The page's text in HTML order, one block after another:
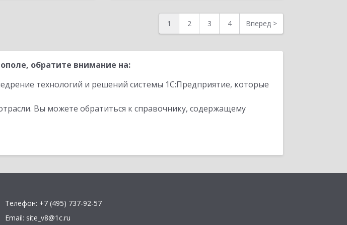
1 2 3 4 Вперед >
обратите внимание на:
технологий и решений системы 1С:Предприятие, которые
Вы можете обратиться к справочнику, содержащему
Телефон: +7 (495) 737-92-57
Email: site_v8@1c.ru